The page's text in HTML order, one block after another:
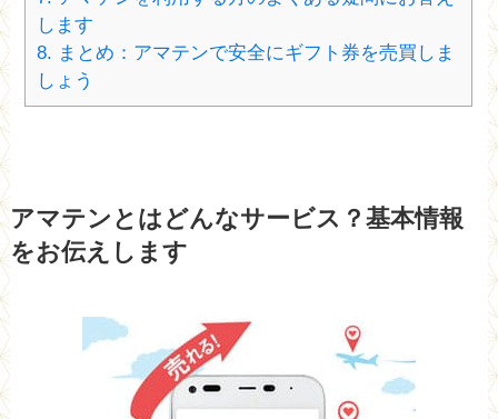
します
8. まとめ：アマテンで安全にギフト券を売買しま
しょう
アマテンとはどんなサービス？基本情報
をお伝えします